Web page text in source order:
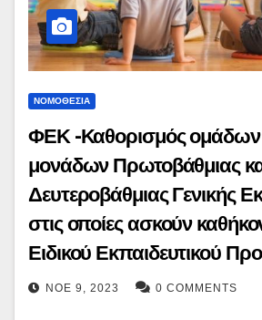
ΝΟΜΟΘΕΣΊΑ
ΦΕΚ -Καθορισμός ομάδων
μονάδων Πρωτοβάθμιας
Δευτεροβάθμιας Γενικής
στις οποίες ασκούν
Ειδικού Εκπαιδευτικού
(Ε.Ε.Π.) του κλάδου ΠΕ23-
ΝΟΈ 9, 2023 0 COMMENTS